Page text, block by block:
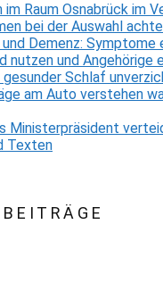
im Raum Osnabrück im
bei der Auswahl
Demenz: Symptome
nutzen und Angehörige
gesunder Schlaf
am Auto verstehen
Ministerpräsident
Texten